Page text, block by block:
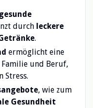
durch leckere
.
ermöglicht eine
und Beruf,
Stress.
, wie zum
Gesundheit